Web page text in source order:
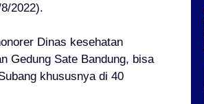
2022).
Dinas kesehatan
Gedung Sate Bandung, bisa
khususnya di 40